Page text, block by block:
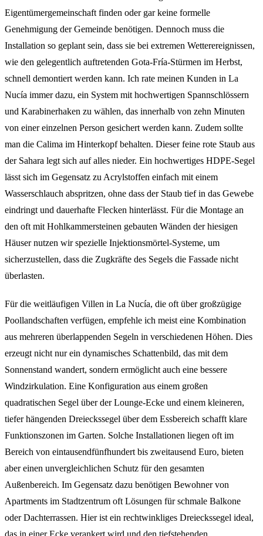
Eigentümergemeinschaft finden oder gar keine formelle
Genehmigung der Gemeinde benötigen. Dennoch muss die
Installation so geplant sein, dass sie bei extremen Wetterereignissen,
wie den gelegentlich auftretenden Gota-Fría-Stürmen im Herbst,
schnell demontiert werden kann. Ich rate meinen Kunden in La
Nucía immer dazu, ein System mit hochwertigen Spannschlössern
und Karabinerhaken zu wählen, das innerhalb von zehn Minuten
von einer einzelnen Person gesichert werden kann. Zudem sollte
man die Calima im Hinterkopf behalten. Dieser feine rote Staub aus
der Sahara legt sich auf alles nieder. Ein hochwertiges HDPE-Segel
lässt sich im Gegensatz zu Acrylstoffen einfach mit einem
Wasserschlauch abspritzen, ohne dass der Staub tief in das Gewebe
eindringt und dauerhafte Flecken hinterlässt. Für die Montage an
den oft mit Hohlkammersteinen gebauten Wänden der hiesigen
Häuser nutzen wir spezielle Injektionsmörtel-Systeme, um
sicherzustellen, dass die Zugkräfte des Segels die Fassade nicht
überlasten.
Für die weitläufigen Villen in La Nucía, die oft über großzügige
Poollandschaften verfügen, empfehle ich meist eine Kombination
aus mehreren überlappenden Segeln in verschiedenen Höhen. Dies
erzeugt nicht nur ein dynamisches Schattenbild, das mit dem
Sonnenstand wandert, sondern ermöglicht auch eine bessere
Windzirkulation. Eine Konfiguration aus einem großen
quadratischen Segel über der Lounge-Ecke und einem kleineren,
tiefer hängenden Dreieckssegel über dem Essbereich schafft klare
Funktionszonen im Garten. Solche Installationen liegen oft im
Bereich von eintausendfünfhundert bis zweitausend Euro, bieten
aber einen unvergleichlichen Schutz für den gesamten
Außenbereich. Im Gegensatz dazu benötigen Bewohner von
Apartments im Stadtzentrum oft Lösungen für schmale Balkone
oder Dachterrassen. Hier ist ein rechtwinkliges Dreieckssegel ideal,
das in einer Ecke verankert wird und den tiefstehenden